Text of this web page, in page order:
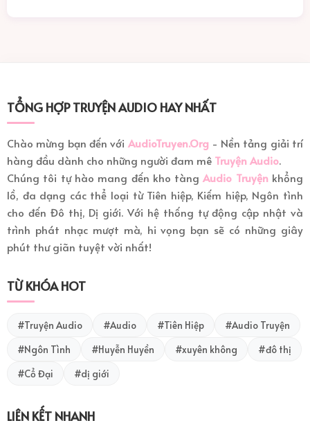
TỔNG HỢP TRUYỆN AUDIO HAY NHẤT
Chào mừng bạn đến với AudioTruyen.Org- Nền tảng giải trí
hàng đầu dành cho những người đam mê Truyện Audio.
Chúng tôi tự hào mang đến kho tàngAudio Truyệnkhổng
lồ, đa dạng các thể loại từ Tiên hiệp, Kiếm hiệp, Ngôn tình
cho đến Đô thị, Dị giới. Với hệ thống tự động cập nhật và
trình phát nhạc mượt mà, hi vọng bạn sẽ có những giây
phút thư giãn tuyệt vời nhất!
TỪ KHÓA HOT
#Truyện Audio #Audio #Tiên Hiệp
#Audio Truyện
#Ngôn Tình
#Huyễn Huyền #xuyên không
#đô thị
#Cổ Đại
#dị giới
LIÊN KẾT NHANH